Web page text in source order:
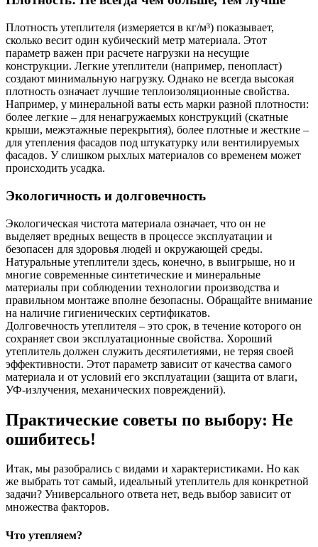
Плотность утеплителя (измеряется в кг/м³) показывает,
сколько весит один кубический метр материала. Этот
параметр важен при расчете нагрузки на несущие
конструкции. Легкие утеплители (например, пенопласт)
создают минимальную нагрузку. Однако не всегда высокая
плотность означает лучшие теплоизоляционные свойства.
Например, у минеральной ваты есть марки разной плотности:
более легкие – для ненагружаемых конструкций (скатные
крыши, межэтажные перекрытия), более плотные и жесткие –
для утепления фасадов под штукатурку или вентилируемых
фасадов. У слишком рыхлых материалов со временем может
происходить усадка.
Экологичность и долговечность
Экологическая чистота материала означает, что он не
выделяет вредных веществ в процессе эксплуатации и
безопасен для здоровья людей и окружающей среды.
Натуральные утеплители здесь, конечно, в выигрыше, но и
многие современные синтетические и минеральные
материалы при соблюдении технологии производства и
правильном монтаже вполне безопасны. Обращайте внимание
на наличие гигиенических сертификатов.
Долговечность утеплителя – это срок, в течение которого он
сохраняет свои эксплуатационные свойства. Хороший
утеплитель должен служить десятилетиями, не теряя своей
эффективности. Этот параметр зависит от качества самого
материала и от условий его эксплуатации (защита от влаги,
УФ-излучения, механических повреждений).
Практические советы по выбору: Не
ошибитесь!
Итак, мы разобрались с видами и характеристиками. Но как
же выбрать тот самый, идеальный утеплитель для конкретной
задачи? Универсального ответа нет, ведь выбор зависит от
множества факторов.
Что утепляем?